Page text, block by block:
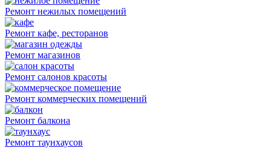
Ремонт нежилых помещений
Ремонт кафе, ресторанов
Ремонт магазинов
Ремонт салонов красоты
Ремонт коммерческих помещений
Ремонт балкона
Ремонт таунхаусов